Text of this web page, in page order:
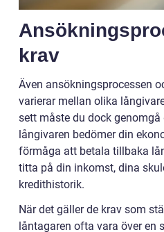
krav
Även ansökningsprocessen
varierar mellan olika
sett måste du dock
långivaren bedömer din
förmåga att betala tillbaka
titta på din inkomst, dina
kredithistorik.
När det gäller de krav som
låntagaren ofta vara över en